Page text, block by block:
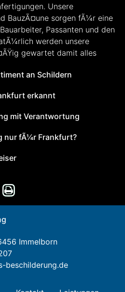
Unsere
BauzÃ¤une sorgen fÃ¼r eine
Passanten und den
werden unsere
gewartet damit alles
an Schildern
erkannt
mit Verantwortung
nur fÃ¼r Frankfurt?
Immelborn
beschilderung.de